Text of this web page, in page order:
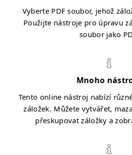
Vyberte PDF soubor, jehož
Použijte nástroje pro úpravu
soubor jako
Mnoho
Tento online nástroj nabízí
záložek. Můžete vytvářet,
přeskupovat záložky a